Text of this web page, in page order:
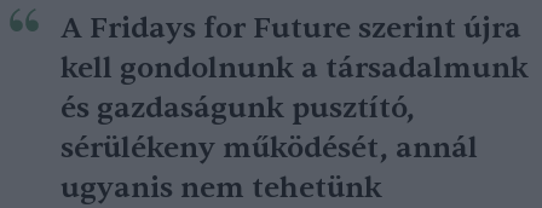
A Fridays for Future szerint újra
kell gondolnunk a társadalmunk
és gazdaságunk pusztító,
sérülékeny működését, annál
ugyanis nem tehetünk